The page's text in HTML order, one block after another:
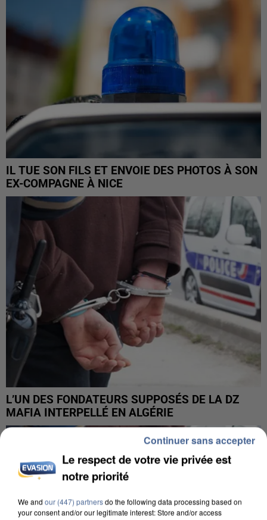
IL TUE SON FILS ET ENVOIE DES PHOTOS À SON
EX-COMPAGNE À NICE
L’UN DES FONDATEURS SUPPOSÉS DE LA DZ
MAFIA INTERPELLÉ EN ALGÉRIE
Le respect de votre vie privée est
notre priorité
We and our (447) partnersdo the following data processing based on
your consent and/or our legitimate interest: Store and/or access
Continuer sans accepter